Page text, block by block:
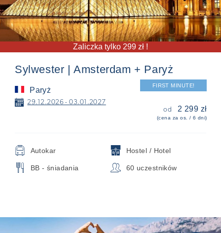
Zaliczka tylko 299 zł !
Sylwester | Amsterdam + Paryż
Paryż
📅 29.12.2026 - 03.01.2027
FIRST MINUTE!
od 2 299 zł
(cena za os. / 6 dni)
🚍 Autokar 🏨 Hostel / Hotel
🍴 BB - śniadania 👥 60 uczestników